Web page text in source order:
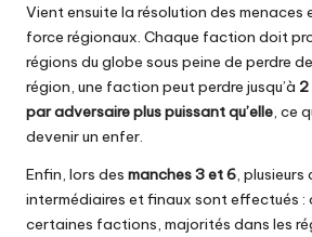
Vient ensuite la résolution des menaces
force régionaux. Chaque faction doit
régions du globe sous peine de perdre
région, une faction peut perdre jusqu’à
par adversaire plus puissant qu’elle, ce
devenir un enfer.
Enfin, lors des manches 3 et 6,
intermédiaires et finaux sont effectués
certaines factions, majorités dans les